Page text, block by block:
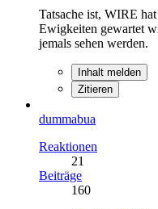
Tatsache ist, WIRE
Ewigkeiten gewartet
jemals sehen werden.
Inhalt melden
Zitieren
dummabua
Reaktionen
21
Beiträge
160